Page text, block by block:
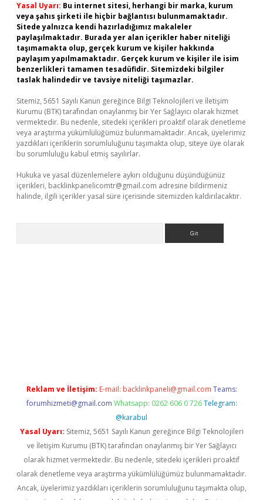
Yasal Uyarı: Bu internet sitesi, herhangi bir marka, kurum
veya şahıs şirketi ile hiçbir bağlantısı bulunmamaktadır.
Sitede yalnızca kendi hazırladığımız makaleler
paylaşılmaktadır. Burada yer alan içerikler haber niteliği
taşımamakta olup, gerçek kurum ve kişiler hakkında
paylaşım yapılmamaktadır. Gerçek kurum ve kişiler ile isim
benzerlikleri tamamen tesadüfidir. Sitemizdeki bilgiler
taslak halindedir ve tavsiye niteliği taşımazlar.
Sitemiz, 5651 Sayılı Kanun gereğince Bilgi Teknolojileri ve İletişim
Kurumu (BTK) tarafından onaylanmış bir Yer Sağlayıcı olarak hizmet
vermektedir. Bu nedenle, sitedeki içerikleri proaktif olarak denetleme
veya araştırma yükümlülüğümüz bulunmamaktadır. Ancak, üyelerimiz
yazdıkları içeriklerin sorumluluğunu taşımakta olup, siteye üye olarak
bu sorumluluğu kabul etmiş sayılırlar.
Hukuka ve yasal düzenlemelere aykırı olduğunu düşündüğünüz
içerikleri, backlinkpanelicomtr@gmail.com adresine bildirmeniz
halinde, ilgili içerikler yasal süre içerisinde sitemizden kaldırılacaktır.
Reklam ve İletişim: E-mail: backlinkpaneli@gmail.com Teams:
forumhizmeti@gmail.com Whatsapp: 0262 606 0 726 Telegram:
@karabul
Yasal Uyarı: Sitemiz, 5651 Sayılı Kanun gereğince Bilgi Teknolojileri
ve İletişim Kurumu (BTK) tarafından onaylanmış bir Yer Sağlayıcı
olarak hizmet vermektedir. Bu nedenle, sitedeki içerikleri proaktif
olarak denetleme veya araştırma yükümlülüğümüz bulunmamaktadır.
Ancak, üyelerimiz yazdıkları içeriklerin sorumluluğunu taşımakta olup,